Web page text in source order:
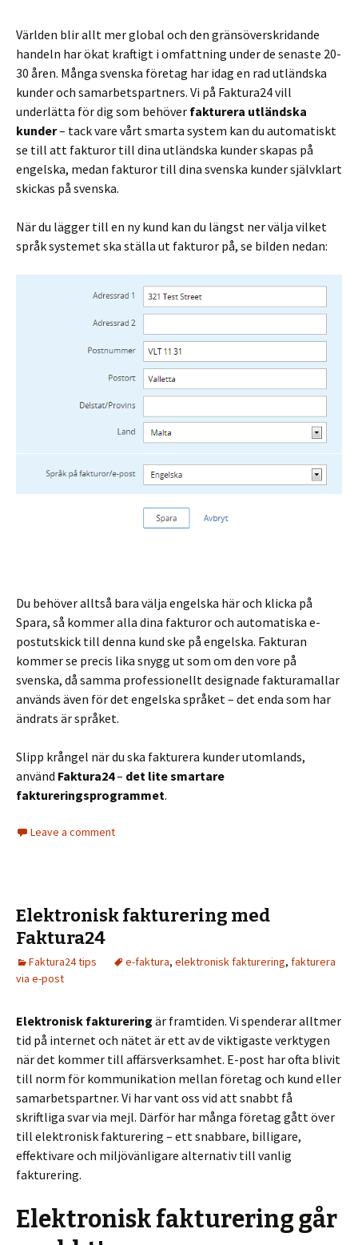
Världen blir allt mer global och den gränsöverskridande
handeln har ökat kraftigt i omfattning under de senaste 20-
30 åren. Många svenska företag har idag en rad utländska
kunder och samarbetspartners. Vi på Faktura24 vill
underlätta för dig som behöver fakturera utländska
kunder– tack vare vårt smarta system kan du automatiskt
se till att fakturor till dina utländska kunder skapas på
engelska, medan fakturor till dina svenska kunder självklart
skickas på svenska.
När du lägger till en ny kund kan du längst ner välja vilket
språk systemet ska ställa ut fakturor på, se bilden nedan:
Du behöver alltså bara välja engelska här och klicka på
Spara, så kommer alla dina fakturor och automatiska e-
postutskick till denna kund ske på engelska. Fakturan
kommer se precis lika snygg ut som om den vore på
svenska, då samma professionellt designade fakturamallar
används även för det engelska språket – det enda som har
ändrats är språket.
Slipp krångel när du ska fakturera kunder utomlands,
använd Faktura24– det lite smartare
faktureringsprogrammet.
Leave a comment
Elektronisk fakturering med
Faktura24
Faktura24 tips e-faktura, elektronisk fakturering, fakturera
via e-post
Elektronisk fakturering är framtiden. Vi spenderar alltmer
tid på internet och nätet är ett av de viktigaste verktygen
när det kommer till affärsverksamhet. E-post har ofta blivit
till norm för kommunikation mellan företag och kund eller
samarbetspartner. Vi har vant oss vid att snabbt få
skriftliga svar via mejl. Därför har många företag gått över
till elektronisk fakturering – ett snabbare, billigare,
effektivare och miljövänligare alternativ till vanlig
fakturering.
Elektronisk fakturering går